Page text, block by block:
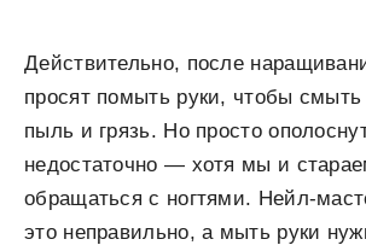
Действительно, после
просят помыть руки, чтобы смыть
пыль и грязь. Но просто
недостаточно — хотя мы и
обращаться с ногтями. Нейл-
это неправильно, а мыть руки